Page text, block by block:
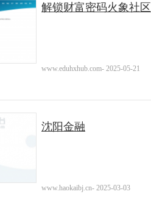
解锁财富密码火象社区
www.eduhxhub.com- 2025-05-21
沈阳金融
www.haokaibj.cn- 2025-03-03